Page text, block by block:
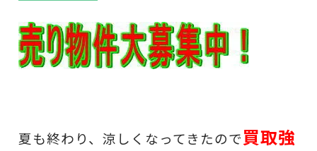
夏も終わり、涼しくなってきたので買取強